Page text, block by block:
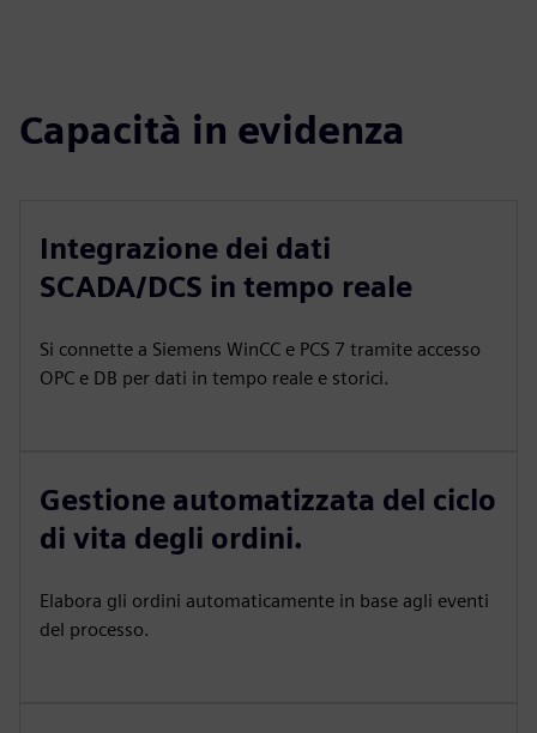
Capacità in evidenza
Integrazione dei dati
SCADA/DCS in tempo reale
Si connette a Siemens WinCC e PCS 7 tramite accesso
OPC e DB per dati in tempo reale e storici.
Gestione automatizzata del ciclo
di vita degli ordini.
Elabora gli ordini automaticamente in base agli eventi
del processo.